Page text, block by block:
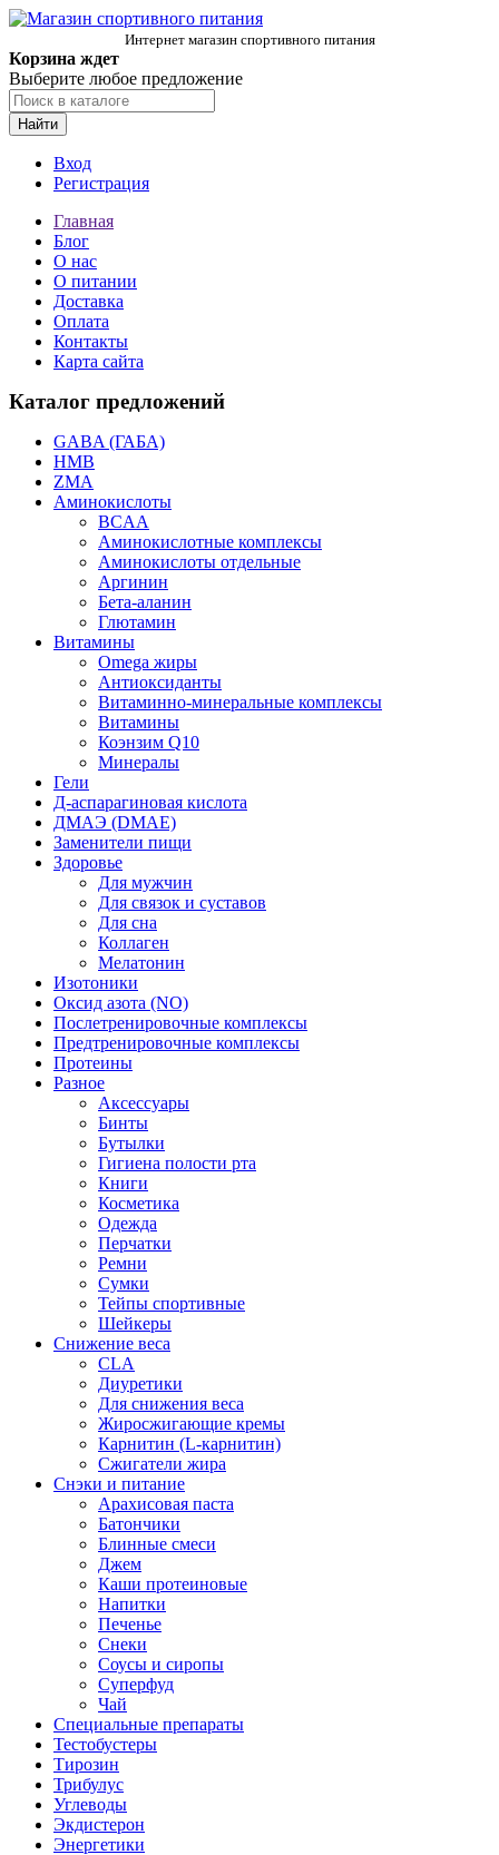
Интернет магазин спортивного питания
Корзина ждет
Выберите любое предложение
Найти
Вход
Регистрация
Главная
Блог
О нас
О питании
Доставка
Оплата
Контакты
Карта сайта
Каталог предложений
GABA (ГАБА)
HMB
ZMA
Аминокислоты
BCAA
Аминокислотные комплексы
Аминокислоты отдельные
Аргинин
Бета-аланин
Глютамин
Витамины
Omega жиры
Антиоксиданты
Витаминно-минеральные комплексы
Витамины
Коэнзим Q10
Минералы
Гели
Д-аспарагиновая кислота
ДМАЭ (DMAE)
Заменители пищи
Здоровье
Для мужчин
Для связок и суставов
Для сна
Коллаген
Мелатонин
Изотоники
Оксид азота (NO)
Послетренировочные комплексы
Предтренировочные комплексы
Протеины
Разное
Аксессуары
Бинты
Бутылки
Гигиена полости рта
Книги
Косметика
Одежда
Перчатки
Ремни
Сумки
Тейпы спортивные
Шейкеры
Снижение веса
CLA
Диуретики
Для снижения веса
Жиросжигающие кремы
Карнитин (L-карнитин)
Сжигатели жира
Снэки и питание
Арахисовая паста
Батончики
Блинные смеси
Джем
Каши протеиновые
Напитки
Печенье
Снеки
Соусы и сиропы
Суперфуд
Чай
Специальные препараты
Тестобустеры
Тирозин
Трибулус
Углеводы
Экдистерон
Энергетики